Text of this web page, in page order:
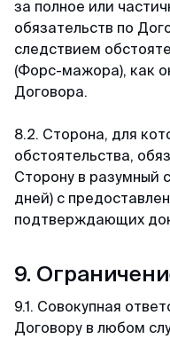
за полное или
обязательств по
следствием
(Форс-мажора), как
Договора.
8.2. Сторона, для
обстоятельства,
Сторону в разумный
дней) с
подтверждающих
9.
9.1. Совокупная
Договору в любом